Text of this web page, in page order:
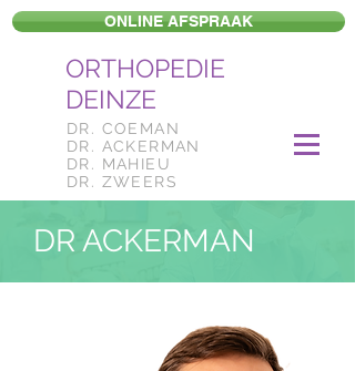
ONLINE AFSPRAAK
ORTHOPEDIE
DEINZE
DR. COEMAN
DR. ACKERMAN
DR. MAHIEU
DR. ZWEERS
DR ACKERMAN